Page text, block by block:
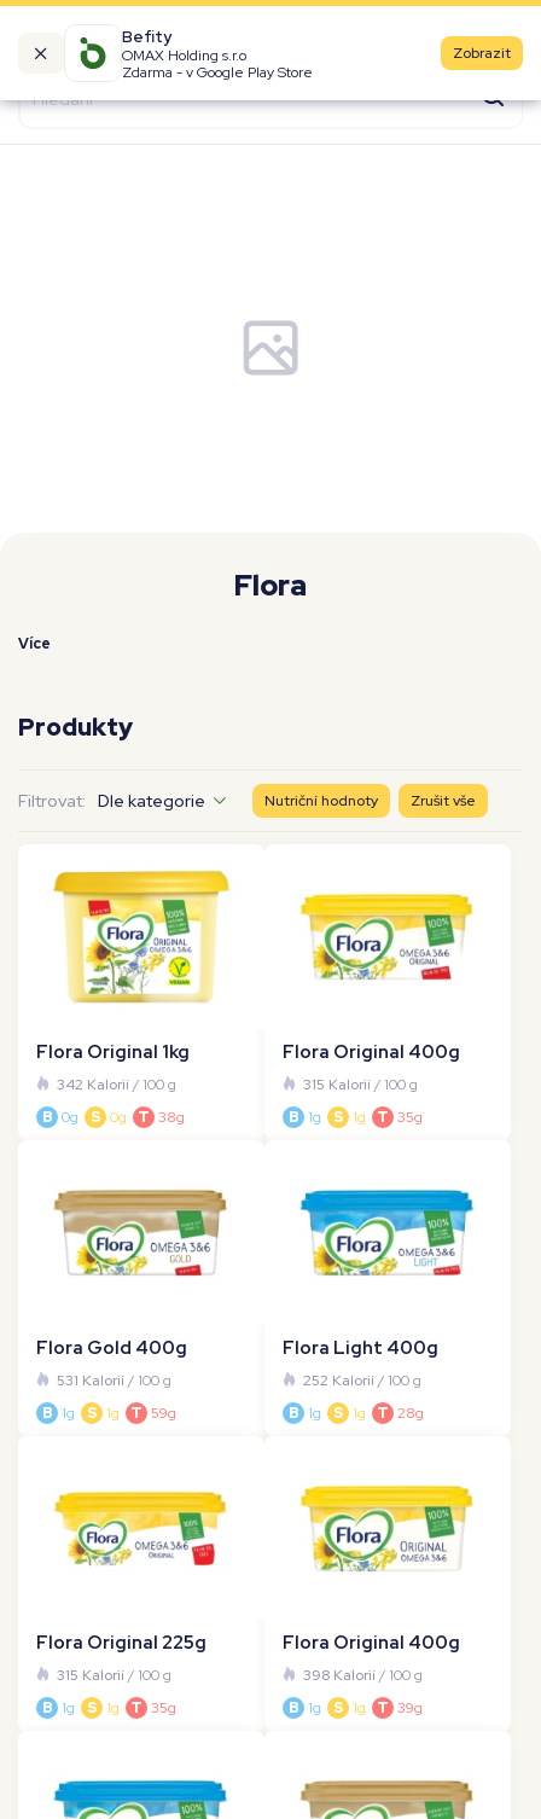
Befity
OMAX Holding s.r.o
Zdarma - v Google Play Store
Zobrazit
Kalorické tabulky
Flora
Více
Produkty
Filtrovat: Dle kategorie Nutriční hodnoty Zrušit vše
Flora Original 1kg
342 Kalorií/ 100 g
B 0g S 0g T 38g
Flora Original 400g
315 Kalorií/ 100 g
B 1g S 1g T 35g
Flora Gold 400g
531 Kalorií/ 100 g
B 1g S 1g T 59g
Flora Light 400g
252 Kalorií/ 100 g
B 1g S 1g T 28g
Flora Original 225g
315 Kalorií/ 100 g
B 1g S 1g T 35g
Flora Original 400g
398 Kalorií/ 100 g
B 1g S 1g T 39g